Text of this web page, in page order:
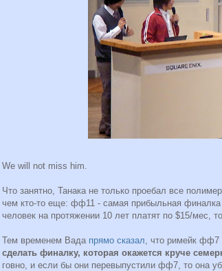
We will not miss him.
Что занятно, Танака не только проебал все
чем кто-то еще: фф11 - самая прибыльная
человек на протяжении 10 лет платят по $15/мес,
Тем временем Вада прямо сказал , что римейк фф7
сделать финалку, которая окажется круче
говно, и если бы они перевыпустили фф7, то она